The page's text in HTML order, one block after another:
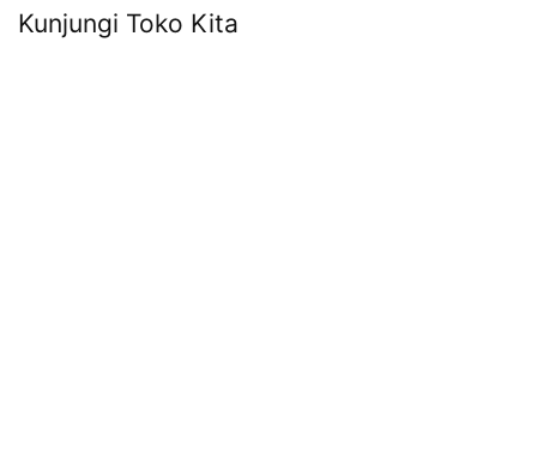
Kunjungi Toko Kita